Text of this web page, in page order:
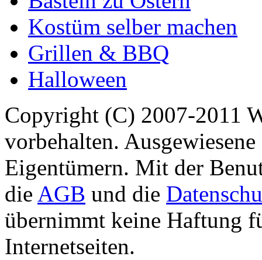
Kostüm selber machen
Grillen & BBQ
Halloween
Copyright (C) 2007-2011
vorbehalten.
Eigentümern. Mit der
die AGB und die
übernimmt keine Haftung
Internetseiten.